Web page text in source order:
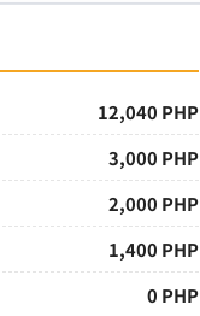
12,040 PHP
3,000 PHP
2,000 PHP
1,400 PHP
0 PHP